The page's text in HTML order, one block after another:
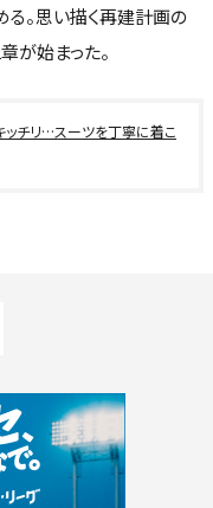
る。思い描く再建計画の
が始まった。
ッチリ…スーツを丁寧に着こ